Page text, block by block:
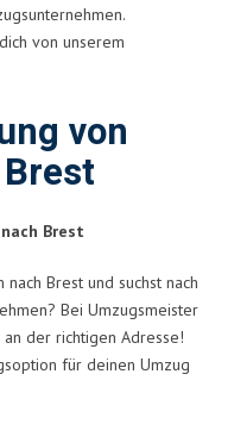
von unserem
von
Brest
Brest und suchst nach
Bei Umzugsmeister
der richtigen Adresse!
für deinen Umzug